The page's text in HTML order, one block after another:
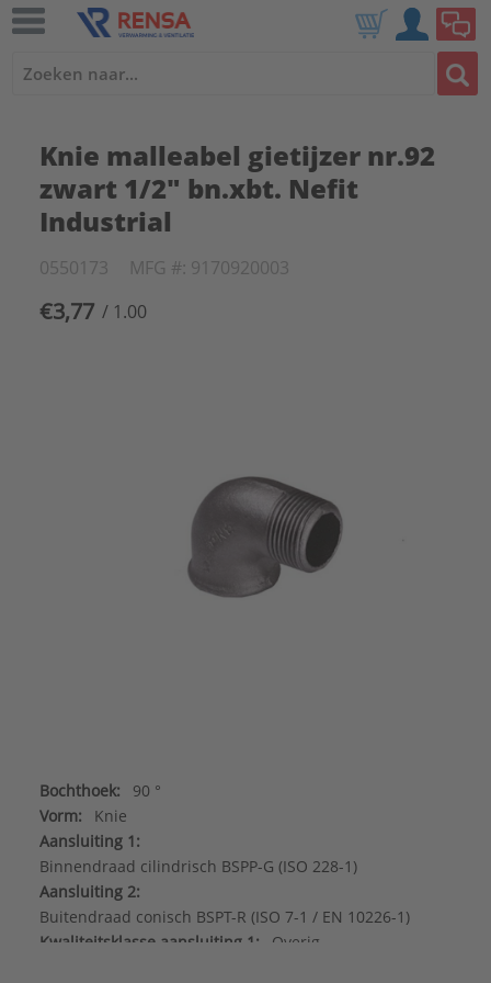
Knie malleabel gietijzer nr.92
zwart 1/2" bn.xbt. Nefit
Industrial
0550173 MFG #: 9170920003
€3,77 / 1.00
Bochthoek:
90 °
Vorm:
Knie
Aansluiting 1:
Binnendraad cilindrisch BSPP-G (ISO 228-1)
Aansluiting 2:
Buitendraad conisch BSPT-R (ISO 7-1 / EN 10226-1)
Kwaliteitsklasse aansluiting 1:
Overig